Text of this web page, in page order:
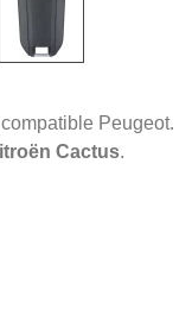
compatible Peugeot.
Cactus.